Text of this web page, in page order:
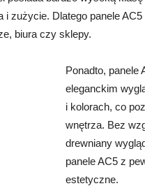
i zużycie. Dlatego panele
biura czy sklepy.
Ponadto, panele
eleganckim
i kolorach, co
wnętrza. Bez
drewniany
panele AC5 z
estetyczne.